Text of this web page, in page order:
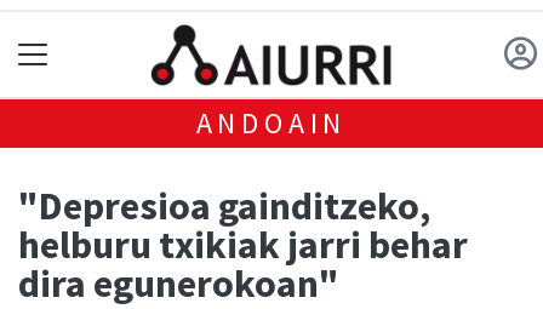
ANDOAIN
"Depresioa gainditzeko,
helburu txikiak jarri behar
dira egunerokoan"